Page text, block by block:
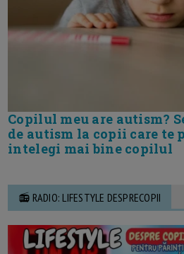
Copilul meu are autism?
de autism la copii care te
intelegi mai bine copilul
📻 RADIO: LIFESTYLE DESPRECOPII